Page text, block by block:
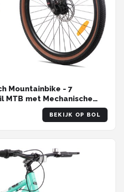
Mountainbike - 7
MTB met Mechanische
Frame - Unisex
BEKIJK OP BOL